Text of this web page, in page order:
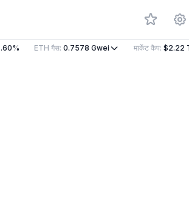
ETH गैस:0.7578Gwei मार्केट कैप:$2.22 T